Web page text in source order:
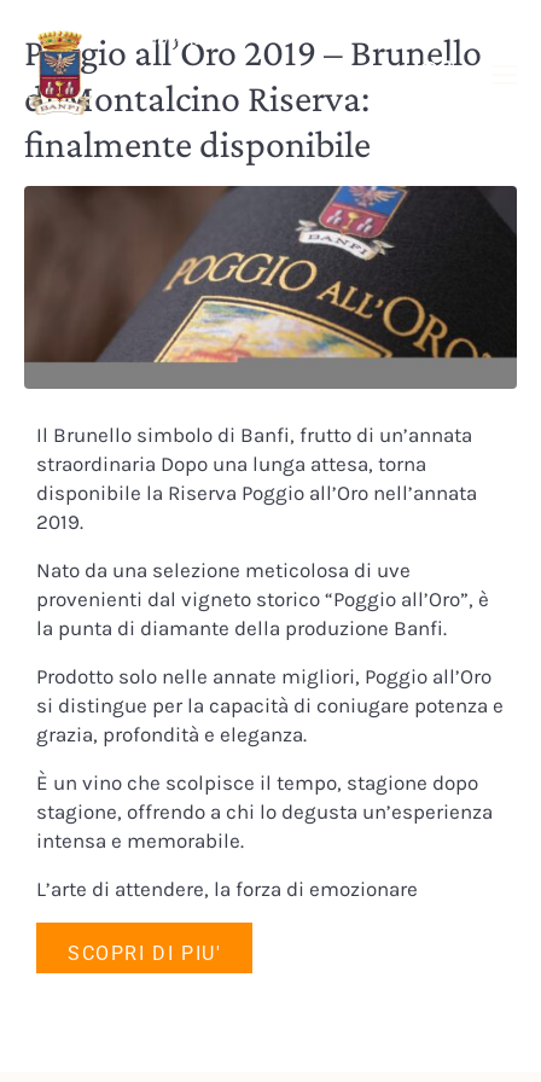
Poggio all’Oro 2019 – Brunello
di Montalcino Riserva:
finalmente disponibile
Il Brunello simbolo di Banfi, frutto di un’annata
straordinaria Dopo una lunga attesa, torna
disponibile la Riserva Poggio all’Oro nell’annata
2019.
Nato da una selezione meticolosa di uve
provenienti dal vigneto storico “Poggio all’Oro”, è
la punta di diamante della produzione Banfi.
Prodotto solo nelle annate migliori, Poggio all’Oro
si distingue per la capacità di coniugare potenza e
grazia, profondità e eleganza.
È un vino che scolpisce il tempo, stagione dopo
stagione, offrendo a chi lo degusta un’esperienza
intensa e memorabile.
L’arte di attendere, la forza di emozionare
SCOPRI DI PIU'